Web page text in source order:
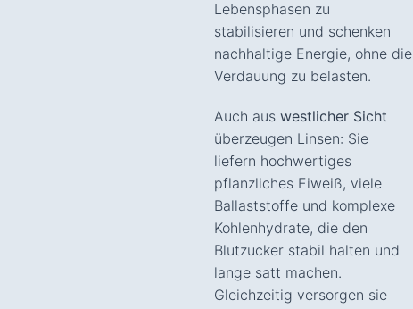
Lebensphasen zu
stabilisieren und schenken
nachhaltige Energie, ohne die
Verdauung zu belasten.
Auch aus westlicher Sicht
überzeugen Linsen: Sie
liefern hochwertiges
pflanzliches Eiweiß, viele
Ballaststoffe und komplexe
Kohlenhydrate, die den
Blutzucker stabil halten und
lange satt machen.
Gleichzeitig versorgen sie